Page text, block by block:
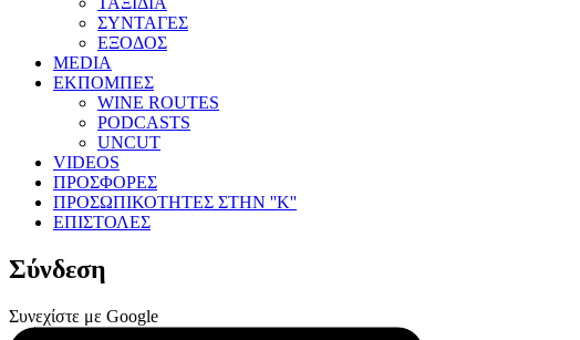
ΣΥΝΤΑΓΕΣ
ΕΞΟΔΟΣ
MEDIA
ΕΚΠΟΜΠΕΣ
WINE ROUTES
PODCASTS
UNCUT
VIDEOS
ΠΡΟΣΦΟΡΕΣ
ΠΡΟΣΩΠΙΚΟΤΗΤΕΣ ΣΤΗΝ ''Κ''
ΕΠΙΣΤΟΛΕΣ
Σύνδεση
Συνεχίστε με Google